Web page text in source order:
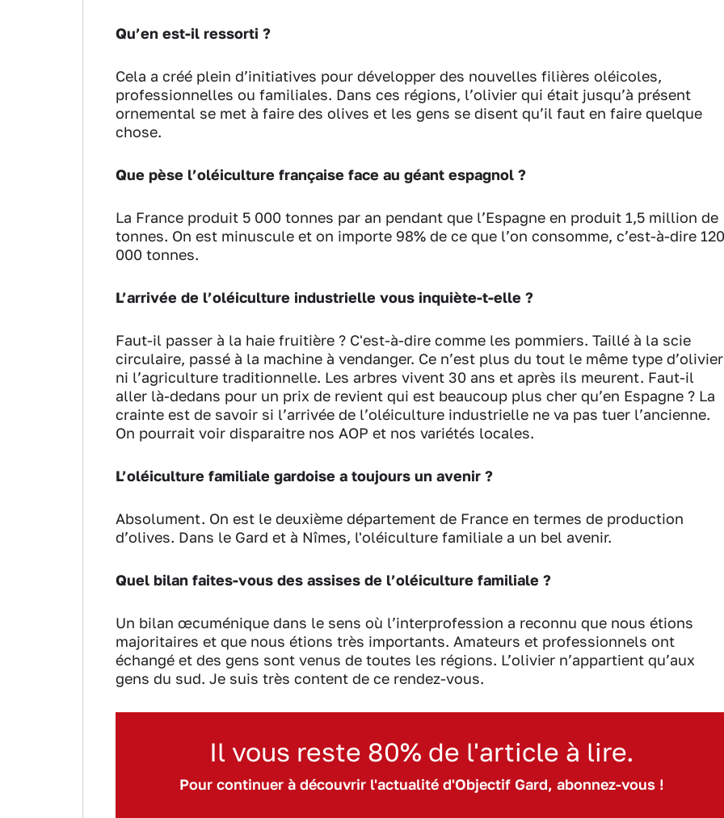
Qu’en est-il ressorti ?
Cela a créé plein d’initiatives pour développer des nouvelles filières oléicoles,
professionnelles ou familiales. Dans ces régions, l’olivier qui était jusqu’à présent
ornemental se met à faire des olives et les gens se disent qu’il faut en faire quelque
chose.
Que pèse l’oléiculture française face au géant espagnol ?
La France produit 5 000 tonnes par an pendant que l’Espagne en produit 1,5 million de
tonnes. On est minuscule et on importe 98% de ce que l’on consomme, c’est-à-dire 120
000 tonnes.
L’arrivée de l’oléiculture industrielle vous inquiète-t-elle ?
Faut-il passer à la haie fruitière ? C'est-à-dire comme les pommiers. Taillé à la scie
circulaire, passé à la machine à vendanger. Ce n’est plus du tout le même type d’olivier
ni l’agriculture traditionnelle. Les arbres vivent 30 ans et après ils meurent. Faut-il
aller là-dedans pour un prix de revient qui est beaucoup plus cher qu’en Espagne ? La
crainte est de savoir si l’arrivée de l’oléiculture industrielle ne va pas tuer l’ancienne.
On pourrait voir disparaitre nos AOP et nos variétés locales.
L’oléiculture familiale gardoise a toujours un avenir ?
Absolument. On est le deuxième département de France en termes de production
d’olives. Dans le Gard et à Nîmes, l'oléiculture familiale a un bel avenir.
Quel bilan faites-vous des assises de l’oléiculture familiale ?
Un bilan œcuménique dans le sens où l’interprofession a reconnu que nous étions
majoritaires et que nous étions très importants. Amateurs et professionnels ont
échangé et des gens sont venus de toutes les régions. L’olivier n’appartient qu’aux
gens du sud. Je suis très content de ce rendez-vous.
Il vous reste 80% de l'article à lire.
Pour continuer à découvrir l'actualité d'Objectif Gard, abonnez-vous !